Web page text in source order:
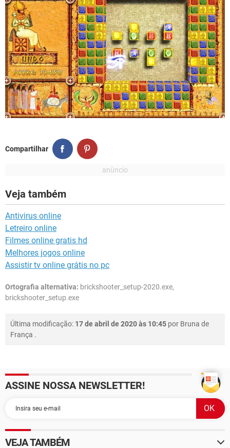
Compartilhar
Veja também
Antivirus online
Letreiro online
Filmes online gratis hd
Melhores jogos online
Assistir tv online grátis no pc
Ortografia alternativa: brickshooter_setup-2020.exe,
brickshooter_setup.exe
Última modificação: 17 de abril de 2020 às 10:45 por Bruna de
França .
ASSINE NOSSA NEWSLETTER!
VEJA TAMBÉM